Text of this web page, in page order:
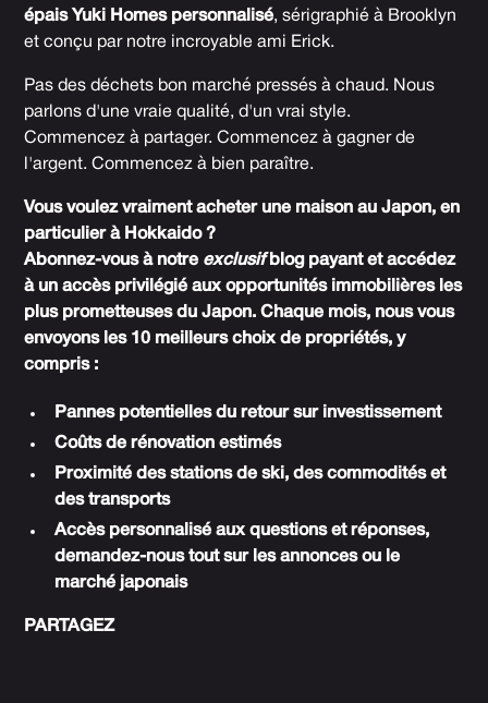
épais Yuki Homes personnalisé, sérigraphié à Brooklyn
et conçu par notre incroyable ami Erick.
Pas des déchets bon marché pressés à chaud. Nous
parlons d'une vraie qualité, d'un vrai style.
Commencez à partager. Commencez à gagner de
l'argent. Commencez à bien paraître.
Vous voulez vraiment acheter une maison au Japon, en
particulier à Hokkaido ?
Abonnez-vous à notre exclusifblog payant et accédez
à un accès privilégié aux opportunités immobilières les
plus prometteuses du Japon. Chaque mois, nous vous
envoyons les 10 meilleurs choix de propriétés, y
compris :
Pannes potentielles du retour sur investissement
Coûts de rénovation estimés
Proximité des stations de ski, des commodités et
des transports
Accès personnalisé aux questions et réponses,
demandez-nous tout sur les annonces ou le
marché japonais
PARTAGEZ